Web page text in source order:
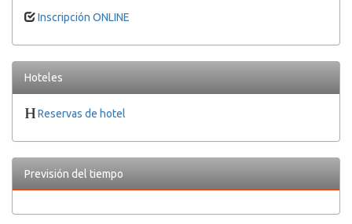
Inscripción ONLINE
Hoteles
Reservas de hotel
Previsión del tiempo